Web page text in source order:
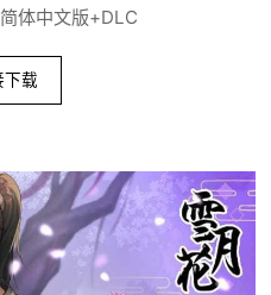
体中文版+DLC
下载